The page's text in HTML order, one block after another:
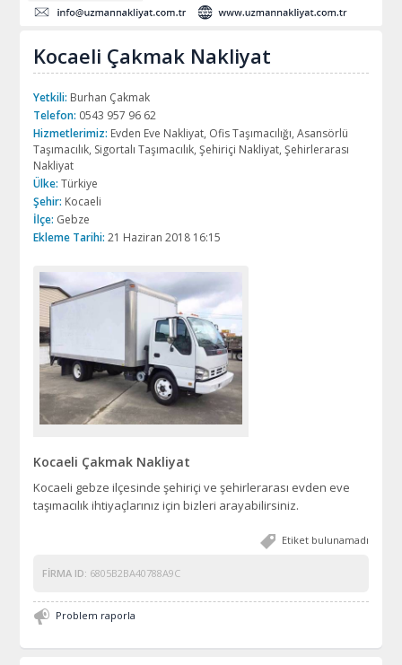
Kocaeli Çakmak Nakliyat
Yetkili: Burhan Çakmak
Telefon: 0543 957 96 62
Hizmetlerimiz: Evden Eve Nakliyat, Ofis Taşımacılığı, Asansörlü
Taşımacılık, Sigortalı Taşımacılık, Şehiriçi Nakliyat, Şehirlerarası
Nakliyat
Ülke: Türkiye
Şehir: Kocaeli
İlçe: Gebze
Ekleme Tarihi: 21 Haziran 2018 16:15
Kocaeli Çakmak Nakliyat
Kocaeli gebze ilçesinde şehiriçi ve şehirlerarası evden eve
taşımacılık ihtiyaçlarınız için bizleri arayabilirsiniz.
Etiket bulunamadı
FIRMA ID: 6805B2BA40788A9C
Problem raporla